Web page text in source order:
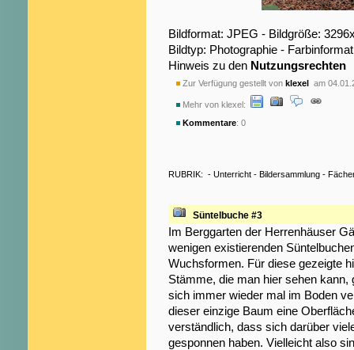
Bildformat: JPEG - Bildgröße:
Bildtyp: Photographie -
Hinweis zu den Nutzungsrechten
Zur Verfügung gestellt von klexel am
Mehr von klexel:
Kommentare: 0
RUBRIK: - Unterricht - Bildersammlung -
Süntelbuche #3
Im Berggarten der Herrenhäuser
wenigen existierenden
Wuchsformen. Für diese gezeigte
Stämme, die man hier sehen
sich immer wieder mal im Boden
dieser einzige Baum eine
verständlich, dass sich darüber
gesponnen haben. Vielleicht also